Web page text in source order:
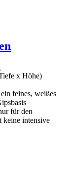
x Höhe)
feines, weißes
für den
keine intensive